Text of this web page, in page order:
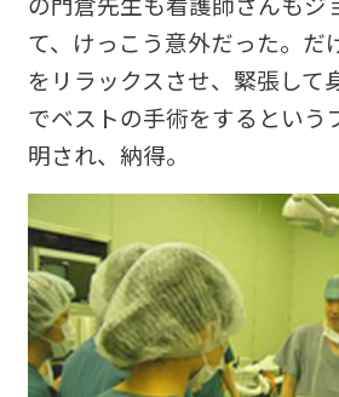
て、けっこう意外だった。だ
をリラックスさせ、緊張して
でベストの手術をするという
明され、納得。